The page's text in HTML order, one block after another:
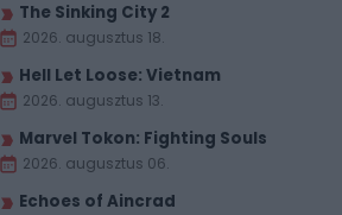
The Sinking City 2
2026. augusztus 18.
Hell Let Loose: Vietnam
2026. augusztus 13.
Marvel Tokon: Fighting Souls
2026. augusztus 06.
Echoes of Aincrad